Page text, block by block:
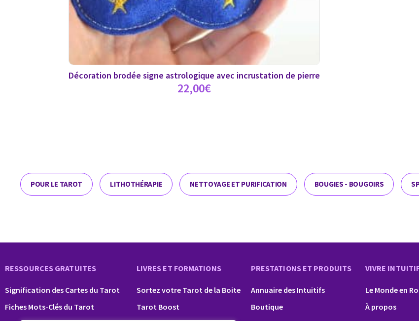
Décoration brodée signe astrologique avec incrustation de pierre
22,00€
POUR LE TAROT LITHOTHÉRAPIE NETTOYAGE ET PURIFICATION BOUGIES - BOUGOIRS
RESSOURCES GRATUITES
Signification des Cartes du Tarot
Fiches Mots-Clés du Tarot
LIVRES ET FORMATIONS
Sortez votre Tarot de la Boite
Tarot Boost
PRESTATIONS ET PRODUITS
Annuaire des Intuitifs
Boutique
VIVRE
Le Monde en
À propos